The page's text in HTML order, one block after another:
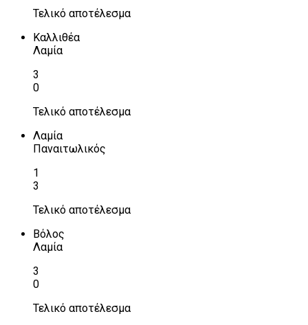
Τελικό αποτέλεσμα
Καλλιθέα
Λαμία
3
0
Τελικό αποτέλεσμα
Λαμία
Παναιτωλικός
1
3
Τελικό αποτέλεσμα
Βόλος
Λαμία
3
0
Τελικό αποτέλεσμα